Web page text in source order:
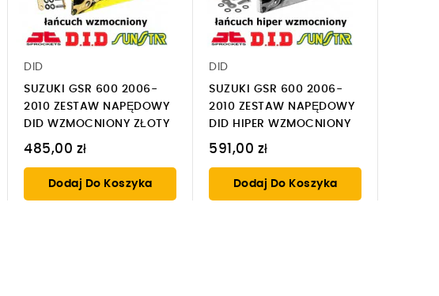
DID
SUZUKI GSR 600 2006-
2010 ZESTAW NAPĘDOWY
DID WZMOCNIONY ZŁOTY
485,00 zł
Dodaj Do Koszyka
DID
SUZUKI GSR 600 2006-
2010 ZESTAW NAPĘDOWY
DID HIPER WZMOCNIONY
591,00 zł
Dodaj Do Koszyka